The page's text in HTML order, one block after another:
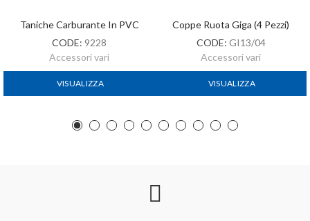
Taniche Carburante In PVC
CODE: 9228
Accessori vari
VISUALIZZA
Coppe Ruota Giga (4 Pezzi)
CODE: GI13/04
Accessori vari
VISUALIZZA